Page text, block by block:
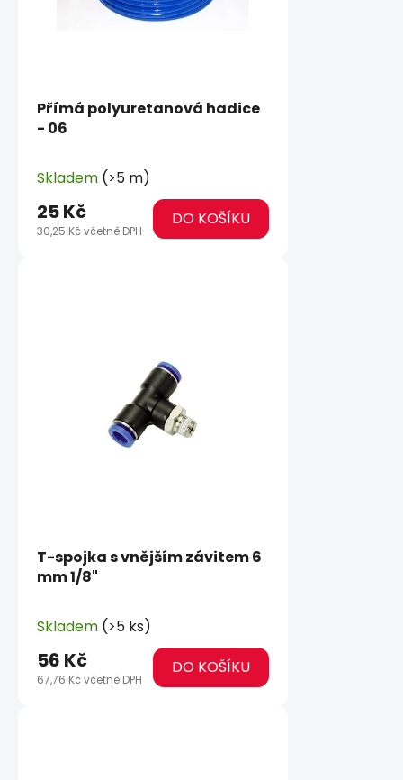
Přímá polyuretanová hadice
- 06
Skladem (>5 m)
30,25 Kč včetně DPH
25 Kč DO KOŠÍKU
T-spojka s vnějším závitem 6
mm 1/8"
Skladem (>5 ks)
67,76 Kč včetně DPH
56 Kč DO KOŠÍKU